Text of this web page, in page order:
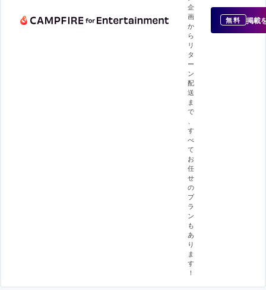
企
画
か
ら
リ
タ
ー
ン
配
送
ま
で
す
べ
て
お
任
せ
の
プ
ラ
ン
も
あ
り
ま
す
！
無料 掲載